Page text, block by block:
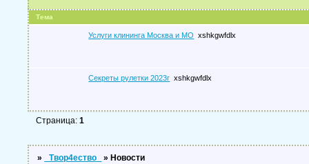
Тема
Услуги клининга Москва и МО
xshkgwfdlx
Секреты рулетки 2023г xshkgwfdlx
Страница:1
» _Твор4ество_ » Новости